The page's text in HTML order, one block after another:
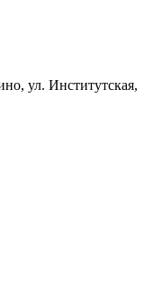
ул. Институтская,